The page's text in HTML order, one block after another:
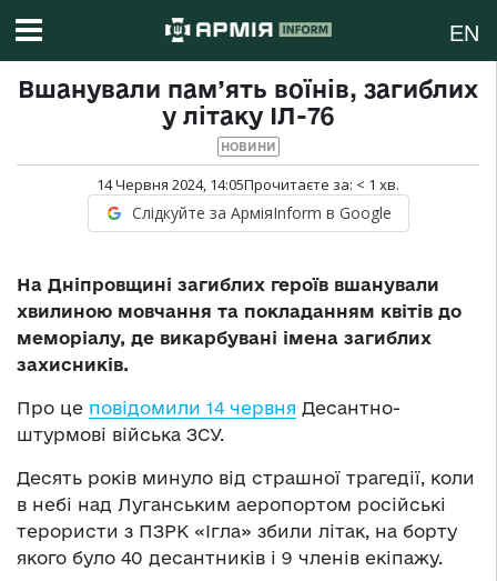
EN
Вшанували пам’ять воїнів, загиблих
у літаку ІЛ-76
НОВИНИ
14 Червня 2024, 14:05Прочитаєте за: < 1 хв.
Слідкуйте за АрміяInform в Google
На Дніпровщині загиблих героїв вшанували
хвилиною мовчання та покладанням квітів до
меморіалу, де викарбувані імена загиблих
захисників.
Про це повідомили 14 червня Десантно-
штурмові війська ЗСУ.
Десять років минуло від страшної трагедії, коли
в небі над Луганським аеропортом російські
терористи з ПЗРК «Ігла» збили літак, на борту
якого було 40 десантників і 9 членів екіпажу.